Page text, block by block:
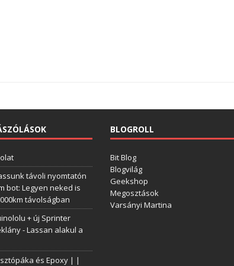
távoli nyomtatón
bot: Legyen neked is
távolságban
+ új Sprinter
-Lassan alakul a
és Epoxy | |
BLOGROLL
Bit Blog
Blogvilág
Geekshop
Megosztások
Varsányi Martina